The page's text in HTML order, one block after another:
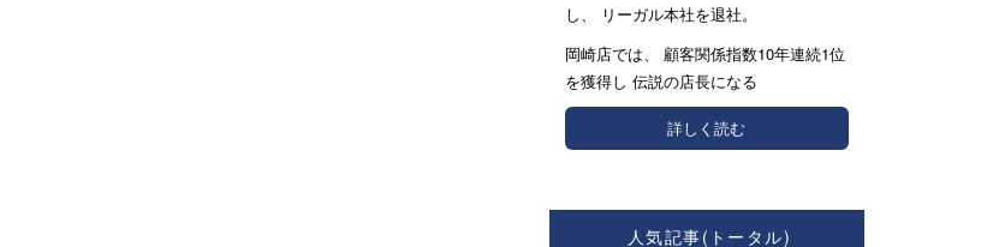
し、 リーガル本社を退社。
岡崎店では、 顧客関係指数10年連続1位
を獲得し 伝説の店長になる
詳しく読む
人気記事(トータル)